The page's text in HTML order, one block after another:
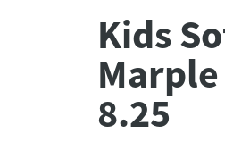
Kids
8.25